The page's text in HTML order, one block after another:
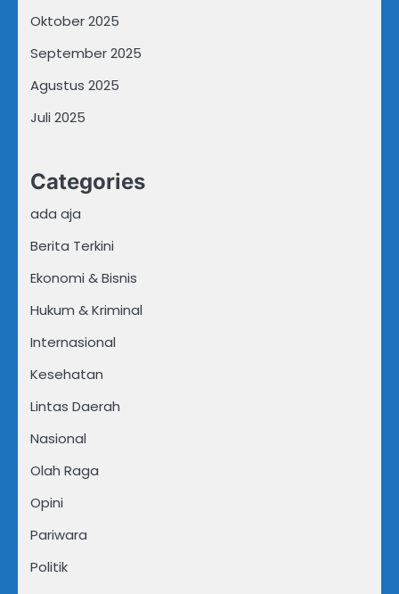
Oktober 2025
September 2025
Agustus 2025
Juli 2025
Categories
ada aja
Berita Terkini
Ekonomi & Bisnis
Hukum & Kriminal
Internasional
Kesehatan
Lintas Daerah
Nasional
Olah Raga
Opini
Pariwara
Politik